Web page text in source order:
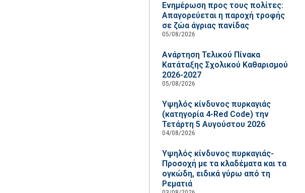
Ενημέρωση προς τους πολίτες:
Απαγορεύεται η παροχή τροφής
σε ζώα άγριας πανίδας
05/08/2026
Ανάρτηση Τελικού Πίνακα
Κατάταξης Σχολικού Καθαρισμού
2026-2027
05/08/2026
Υψηλός κίνδυνος πυρκαγιάς
(κατηγορία 4-Red Code) την
Τετάρτη 5 Αυγούστου 2026
04/08/2026
Υψηλός κίνδυνος πυρκαγιάς-
Προσοχή με τα κλαδέματα και τα
ογκώδη, ειδικά γύρω από τη
Ρεματιά